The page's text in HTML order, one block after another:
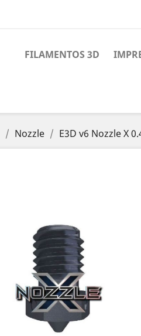
FILAMENTOS 3D
Nozzle E3D v6 Nozzle X